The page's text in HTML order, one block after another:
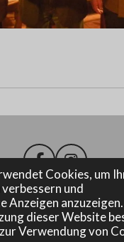
Cookies, um
und
Anzeigen
dieser Website
Verwendung von
a
c
e
b
o
n
s
t
a
g
Impressum